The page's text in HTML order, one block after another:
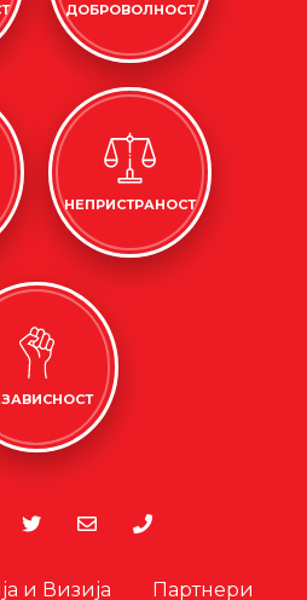
ДОБРОВОЛНОСТ
НЕПРИСТРАНОСТ
и Визија Партнери